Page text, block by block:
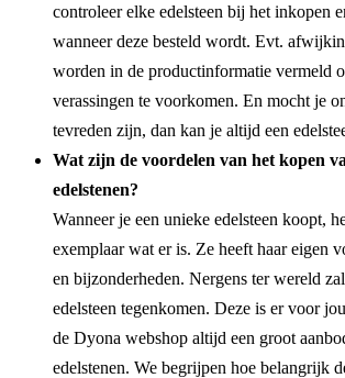
controleer elke edelsteen bij het inkopen
wanneer deze besteld wordt. Evt.
worden in de productinformatie vermeld
verassingen te voorkomen. En mocht je
tevreden zijn, dan kan je altijd een
Wat zijn de voordelen van het kopen
edelstenen?
Wanneer je een unieke edelsteen koopt,
exemplaar wat er is. Ze heeft haar eigen
en bijzonderheden. Nergens ter wereld
edelsteen tegenkomen. Deze is er voor
de Dyona webshop altijd een groot
edelstenen. We begrijpen hoe belangrijk